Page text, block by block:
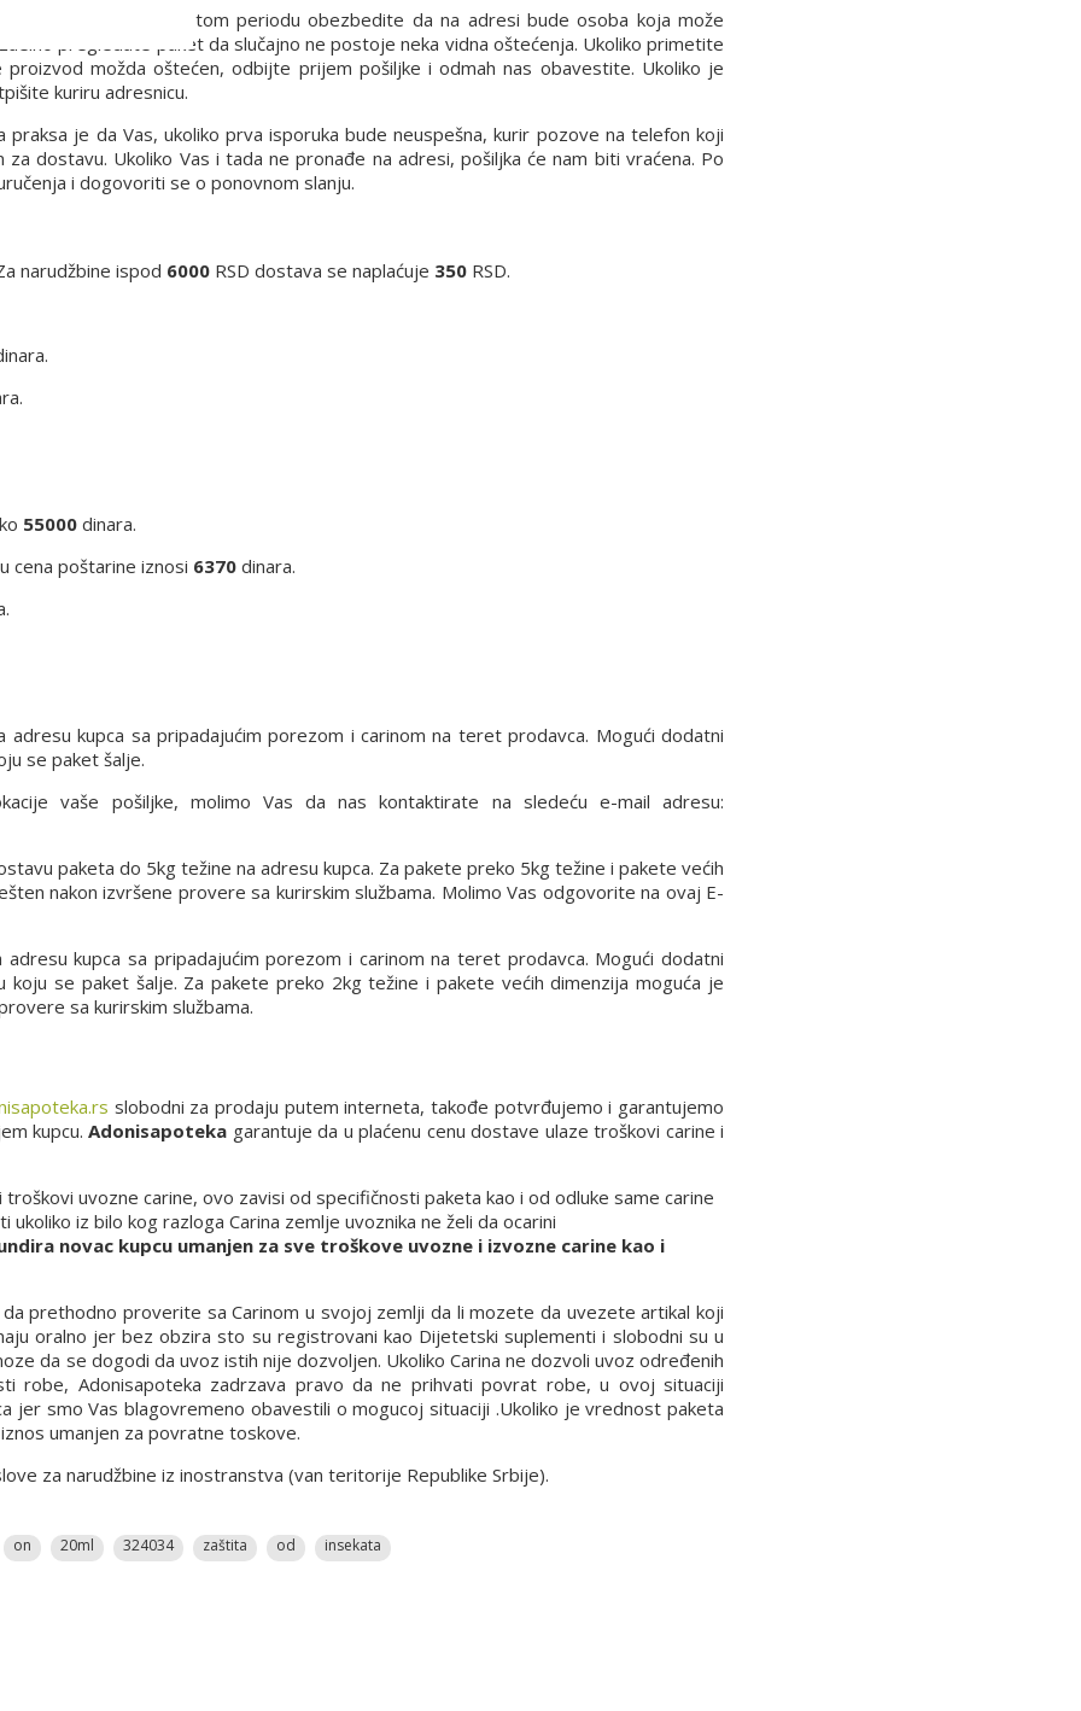
h. Molimo Vas da u tom periodu obezbedite da na adresi bude osoba koja može
pregledate paket da slučajno ne postoje neka vidna oštećenja. Ukoliko primetite
možda oštećen, odbijte prijem pošiljke i odmah nas obavestite. Ukoliko je
kuriru adresnicu.
praksa je da Vas, ukoliko prva isporuka bude neuspešna, kurir pozove na telefon koji
dostavu. Ukoliko Vas i tada ne pronađe na adresi, pošiljka će nam biti vraćena. Po
i dogovoriti se o ponovnom slanju.
narudžbine ispod 6000 RSD dostava se naplaćuje 350 RSD.
55000 dinara.
cena poštarine iznosi 6370 dinara.
kupca sa pripadajućim porezom i carinom na teret prodavca. Mogući dodatni
se paket šalje.
vaše pošiljke, molimo Vas da nas kontaktirate na sledeću e-mail adresu:
paketa do 5kg težine na adresu kupca. Za pakete preko 5kg težine i pakete većih
nakon izvršene provere sa kurirskim službama. Molimo Vas odgovorite na ovaj E-
kupca sa pripadajućim porezom i carinom na teret prodavca. Mogući dodatni
se paket šalje. Za pakete preko 2kg težine i pakete većih dimenzija moguća je
sa kurirskim službama.
slobodni za prodaju putem interneta, takođe potvrđujemo i garantujemo
kupcu.Adonisapoteka garantuje da u plaćenu cenu dostave ulaze troškovi carine i
uvozne carine, ovo zavisi od specifičnosti paketa kao i od odluke same carine
iz bilo kog razloga Carina zemlje uvoznika ne želi da ocarini
novac kupcu umanjen za sve troškove uvozne i izvozne carine kao i
prethodno proverite sa Carinom u svojoj zemlji da li mozete da uvezete artikal koji
oralno jer bez obzira sto su registrovani kao Dijetetski suplementi i slobodni su u
da se dogodi da uvoz istih nije dozvoljen. Ukoliko Carina ne dozvoli uvoz određenih
robe, Adonisapoteka zadrzava pravo da ne prihvati povrat robe, u ovoj situaciji
jer smo Vas blagovremeno obavestili o mogucoj situaciji .Ukoliko je vrednost paketa
umanjen za povratne toskove.
za narudžbine iz inostranstva (van teritorije Republike Srbije).
on 20ml 324034 zaštita od insekata